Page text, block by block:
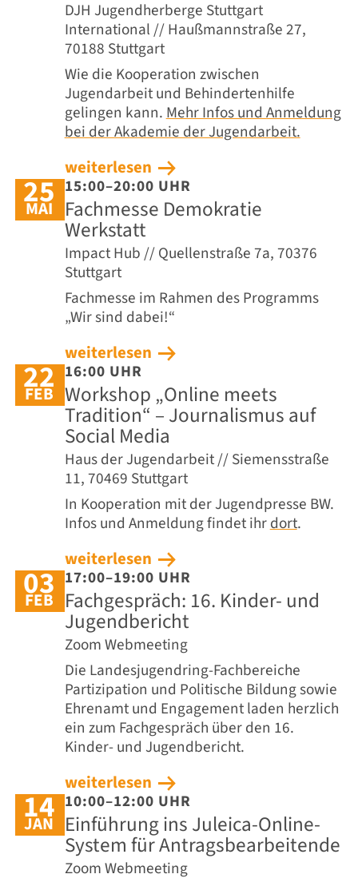
DJH Jugendherberge Stuttgart
International // Haußmannstraße 27,
70188 Stuttgart
Wie die Kooperation zwischen
Jugendarbeit und Behindertenhilfe
gelingen kann.Mehr Infos und Anmeldung
bei der Akademie der Jugendarbeit.
weiterlesen
25
MAI
15:00–20:00 UHR
Fachmesse Demokratie
Werkstatt
Impact Hub // Quellenstraße 7a, 70376
Stuttgart
Fachmesse im Rahmen des Programms
„Wir sind dabei!“
weiterlesen
22
FEB
16:00 UHR
Workshop „Online meets
Tradition“ – Journalismus auf
Social Media
Haus der Jugendarbeit // Siemensstraße
11, 70469 Stuttgart
In Kooperation mit der Jugendpresse BW.
Infos und Anmeldung findet ihrdort.
weiterlesen
03
FEB
17:00–19:00 UHR
Fachgespräch: 16. Kinder- und
Jugendbericht
Zoom Webmeeting
Die Landesjugendring-Fachbereiche
Partizipation und Politische Bildung sowie
Ehrenamt und Engagement laden herzlich
ein zum Fachgespräch über den 16.
Kinder- und Jugendbericht.
weiterlesen
14
JAN
10:00–12:00 UHR
Einführung ins Juleica-Online-
System für Antragsbearbeitende
Zoom Webmeeting